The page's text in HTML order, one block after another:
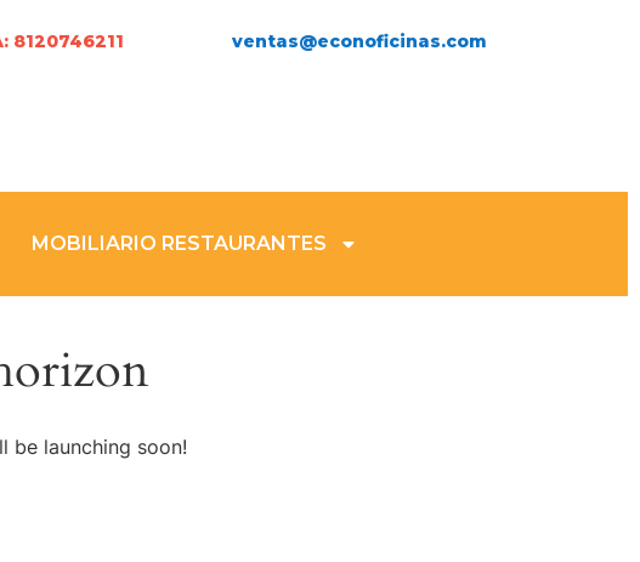
8120746211 ventas@econoficinas.com
MOBILIARIO RESTAURANTES
be launching soon!